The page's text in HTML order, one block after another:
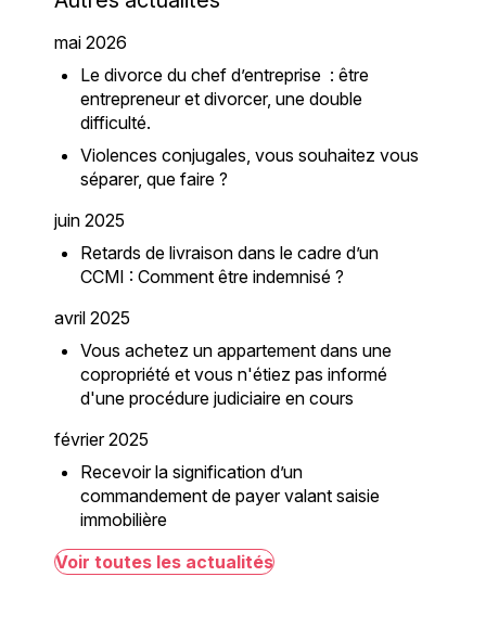
mai 2026
Le divorce du chef d’entreprise : être
entrepreneur et divorcer, une double
difficulté.
Violences conjugales, vous souhaitez vous
séparer, que faire ?
juin 2025
Retards de livraison dans le cadre d’un
CCMI : Comment être indemnisé ?
avril 2025
Vous achetez un appartement dans une
copropriété et vous n'étiez pas informé
d'une procédure judiciaire en cours
février 2025
Recevoir la signification d’un
commandement de payer valant saisie
immobilière
Voir toutes les actualités